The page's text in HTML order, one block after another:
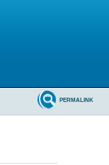
PERMALINK